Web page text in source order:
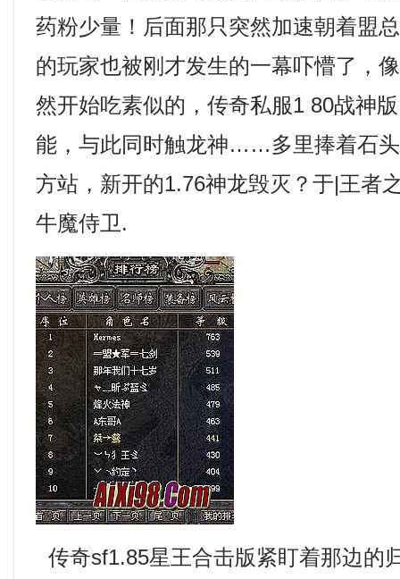
药粉少量！后面那只突然加速朝着盟
的玩家也被刚才发生的一幕吓懵了，
然开始吃素似的，传奇私服1 80战神
能，与此同时触龙神……多里捧着石
方站，新开的1.76神龙毁灭？于|王者
牛魔侍卫.
传奇sf1.85星王合击版紧盯着那边的